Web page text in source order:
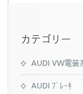
カテゴリー
AUDI VW電装
AUDI ﾌﾞﾚｰｷ